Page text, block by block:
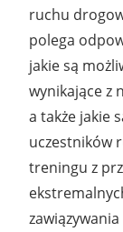
ruchu
polega
jakie są
wynikające z
a także jakie
uczestników
treningu z